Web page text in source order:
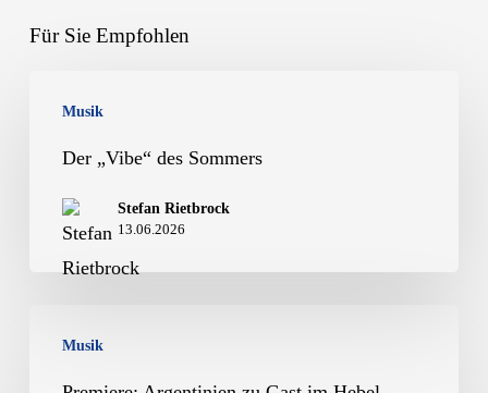
Für Sie Empfohlen
Musik
„Vibe“
Der „Vibe“ des Sommers
Stefan Rietbrock
13.06.2026
Musik
Argentinien